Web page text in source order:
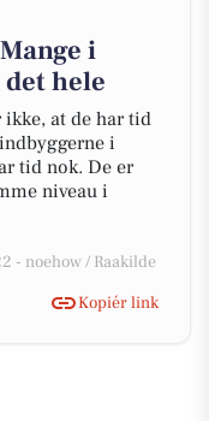
i
hele
ikke, at de har tid
i
tid nok. De er
niveau i
- noehow / Raakilde
Kopiér link